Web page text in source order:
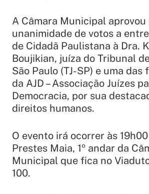
A Câmara Municipal aprovou
unanimidade de votos a
de Cidadã Paulistana à Dra.
Boujikian, juíza do Tribunal
São Paulo (TJ-SP) e uma das
da AJD – Associação Juízes
Democracia, por sua
direitos humanos.
O evento irá ocorrer às
Prestes Maia, 1º andar da
Municipal que fica no
100.